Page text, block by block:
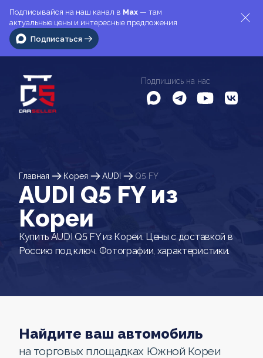
Подписывайся на наш канал в Max — там
актуальные цены и интересные предложения
Подписаться
Подпишись на нас
Главная Корея AUDI Q5 FY
AUDI Q5 FY из
Кореи
Купить AUDI Q5 FY из Кореи. Цены с доставкой в
Россию под ключ. Фотографии, характеристики.
Найдите ваш автомобиль
на торговых площадках Южной Кореи